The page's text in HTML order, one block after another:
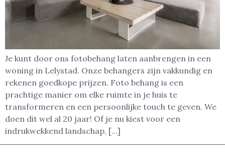
Je kunt door ons fotobehang laten aanbrengen in een
woning in Lelystad. Onze behangers zijn vakkundig en
rekenen goedkope prijzen. Foto behang is een
prachtige manier om elke ruimte in je huis te
transformeren en een persoonlijke touch te geven. We
doen dit wel al 20 jaar! Of je nu kiest voor een
indrukwekkend landschap, […]